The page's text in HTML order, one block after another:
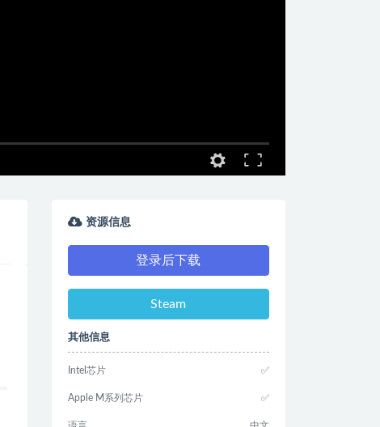
资源信息
登录后下载
Steam
其他信息
Intel芯片 ✅
Apple M系列芯片 ✅